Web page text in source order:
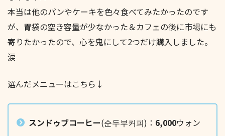
本当は他のパンやケーキを色々食べてみたかったのです
が、胃袋の空き容量が少なかった＆カフェの後に市場にも
寄りたかったので、心を鬼にして2つだけ購入しました。
涙
選んだメニューはこちら↓
スンドゥブコーヒー(순두부커피)： 6,000ウォン